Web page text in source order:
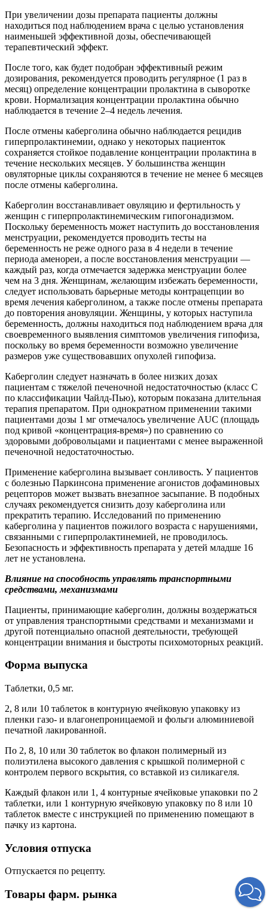
При увеличении дозы препарата пациенты должны
находиться под наблюдением врача с целью установления
наименьшей эффективной дозы, обеспечивающей
терапевтический эффект.
После того, как будет подобран эффективный режим
дозирования, рекомендуется проводить регулярное (1 раз в
месяц) определение концентрации пролактина в сыворотке
крови. Нормализация концентрации пролактина обычно
наблюдается в течение 2–4 недель лечения.
После отмены каберголина обычно наблюдается рецидив
гиперпролактинемии, однако у некоторых пациенток
сохраняется стойкое подавление концентрации пролактина в
течение нескольких месяцев. У большинства женщин
овуляторные циклы сохраняются в течение не менее 6 месяцев
после отмены каберголина.
Каберголин восстанавливает овуляцию и фертильность у
женщин с гиперпролактинемическим гипогонадизмом.
Поскольку беременность может наступить до восстановления
менструации, рекомендуется проводить тесты на
беременность не реже одного раза в 4 недели в течение
периода аменореи, а после восстановления менструации —
каждый раз, когда отмечается задержка менструации более
чем на 3 дня. Женщинам, желающим избежать беременности,
следует использовать барьерные методы контрацепции во
время лечения каберголином, а также после отмены препарата
до повторения ановуляции. Женщины, у которых наступила
беременность, должны находиться под наблюдением врача для
своевременного выявления симптомов увеличения гипофиза,
поскольку во время беременности возможно увеличение
размеров уже существовавших опухолей гипофиза.
Каберголин следует назначать в более низких дозах
пациентам с тяжелой печеночной недостаточностью (класс С
по классификации Чайлд-Пью), которым показана длительная
терапия препаратом. При однократном применении такими
пациентами дозы 1 мг отмечалось увеличение AUC (площадь
под кривой «концентрация-время») по сравнению со
здоровыми добровольцами и пациентами с менее выраженной
печеночной недостаточностью.
Применение каберголина вызывает сонливость. У пациентов
с болезнью Паркинсона применение агонистов дофаминовых
рецепторов может вызвать внезапное засыпание. В подобных
случаях рекомендуется снизить дозу каберголина или
прекратить терапию. Исследований по применению
каберголина у пациентов пожилого возраста с нарушениями,
связанными с гиперпролактинемией, не проводилось.
Безопасность и эффективность препарата у детей младше 16
лет не установлена.
Влияние на способность управлять транспортными
средствами, механизмами
Пациенты, принимающие каберголин, должны воздержаться
от управления транспортными средствами и механизмами и
другой потенциально опасной деятельности, требующей
концентрации внимания и быстроты психомоторных реакций.
Форма выпуска
Таблетки, 0,5 мг.
2, 8 или 10 таблеток в контурную ячейковую упаковку из
пленки газо- и влагонепроницаемой и фольги алюминиевой
печатной лакированной.
По 2, 8, 10 или 30 таблеток во флакон полимерный из
полиэтилена высокого давления с крышкой полимерной с
контролем первого вскрытия, со вставкой из силикагеля.
Каждый флакон или 1, 4 контурные ячейковые упаковки по 2
таблетки, или 1 контурную ячейковую упаковку по 8 или 10
таблеток вместе с инструкцией по применению помещают в
пачку из картона.
Условия отпуска
Отпускается по рецепту.
Товары фарм. рынка